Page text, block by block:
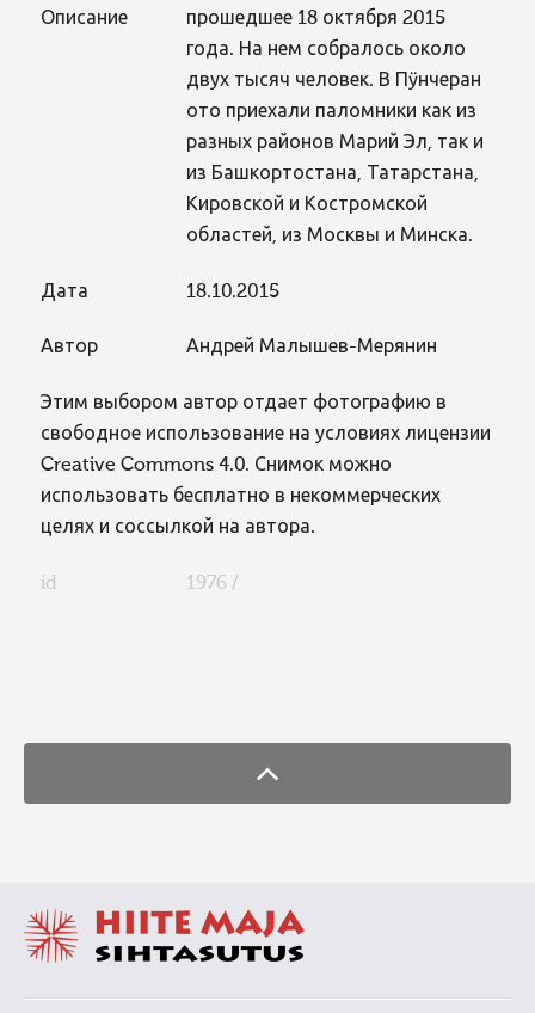
Описание
прошедшее 18 октября 2015
года. На нем собралось около
двух тысяч человек. В Пӱнчеран
ото приехали паломники как из
разных районов Марий Эл, так и
из Башкортостана, Татарстана,
Кировской и Костромской
областей, из Москвы и Минска.
Дата 18.10.2015
Автор Андрей Малышев-Мерянин
Этим выбором автор отдает фотографию в
свободное использование на условиях лицензии
Creative Commons 4.0. Снимок можно
использовать бесплатно в некоммерческих
целях и соссылкой на автора.
id 1976 /